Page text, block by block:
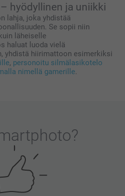
hyödyllinen ja uniikki
lahja, joka yhdistää
Se sopii niin
läheiselle
haluat luoda vielä
yhdistä hiirimattoon esimerkiksi
, personoitu silmälasikotelo
nimellä gamerille
?